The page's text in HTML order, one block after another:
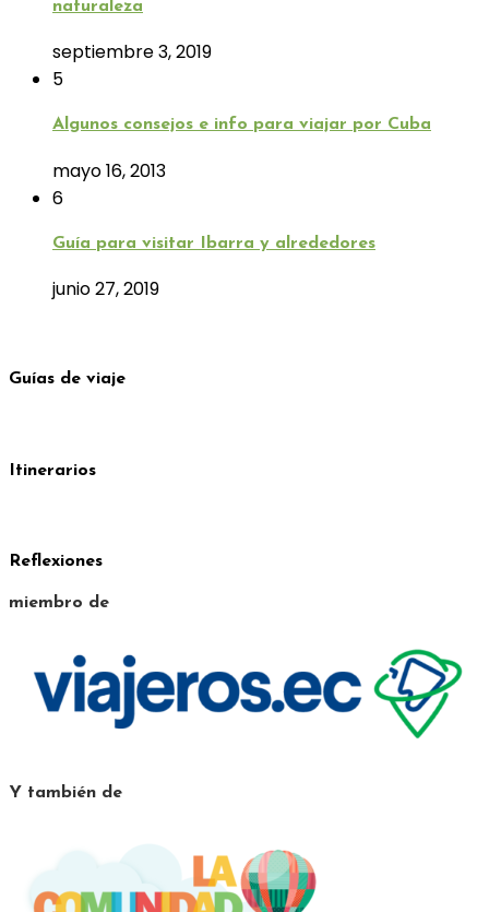
naturaleza
septiembre 3, 2019
5
Algunos consejos e info para viajar por Cuba
mayo 16, 2013
6
Guía para visitar Ibarra y alrededores
junio 27, 2019
Guías de viaje
Itinerarios
Reflexiones
miembro de
Y también de